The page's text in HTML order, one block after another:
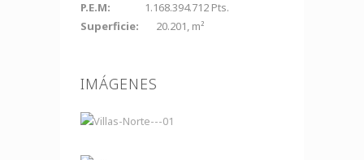
P.E.M:
1.168.394.712 Pts.
Superficie: 20.201, m²
IMÁGENES